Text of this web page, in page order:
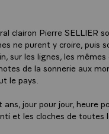
clairon Pierre SELLIER
ne purent y croire, puis
sur les lignes, les mêmes
de la sonnerie aux
le pays.
jour pour jour, heure
et les cloches de toutes